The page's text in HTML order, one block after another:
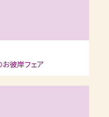
彼岸フェア